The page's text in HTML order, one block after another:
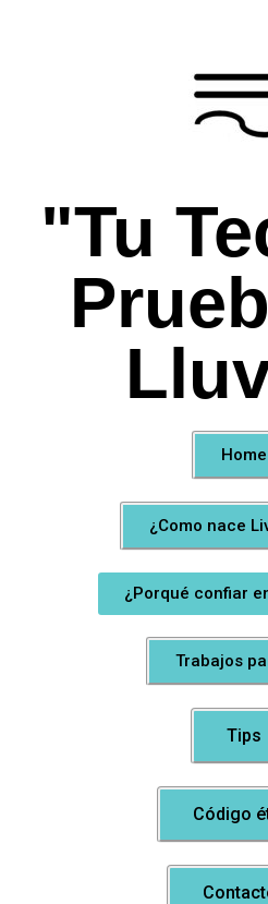
"Tu
Home
¿Como nace
¿Porqué confiar
Trabajos
Tips
Código